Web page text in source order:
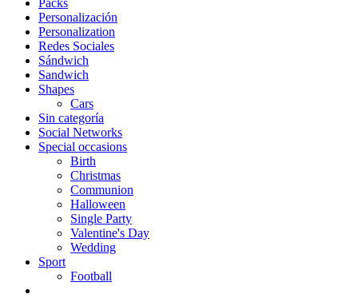
Packs
Personalización
Personalization
Redes Sociales
Sándwich
Sandwich
Shapes
Cars
Sin categoría
Social Networks
Special occasions
Birth
Christmas
Communion
Halloween
Single Party
Valentine's Day
Wedding
Sport
Football